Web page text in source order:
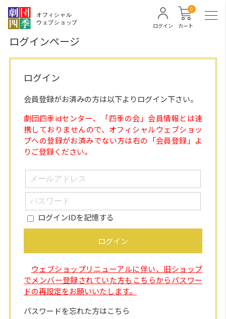
カート
0
ログイン
ログインページ
ログイン
会員登録がお済みの方は以下よりログイン下さい。
劇団四季idセンター、「四季の会」会員情報とは連
携しておりませんので、オフィシャルウェブショッ
プへの登録がお済みでない方は右の「会員登録」よ
りご登録ください。
ログインIDを記憶する
ログイン
ウェブショップリニューアルに伴い、旧ショップ
でメンバー登録されていた方もこちらからパスワー
ドの再設定をお願いいたします。
パスワードを忘れた方はこちら